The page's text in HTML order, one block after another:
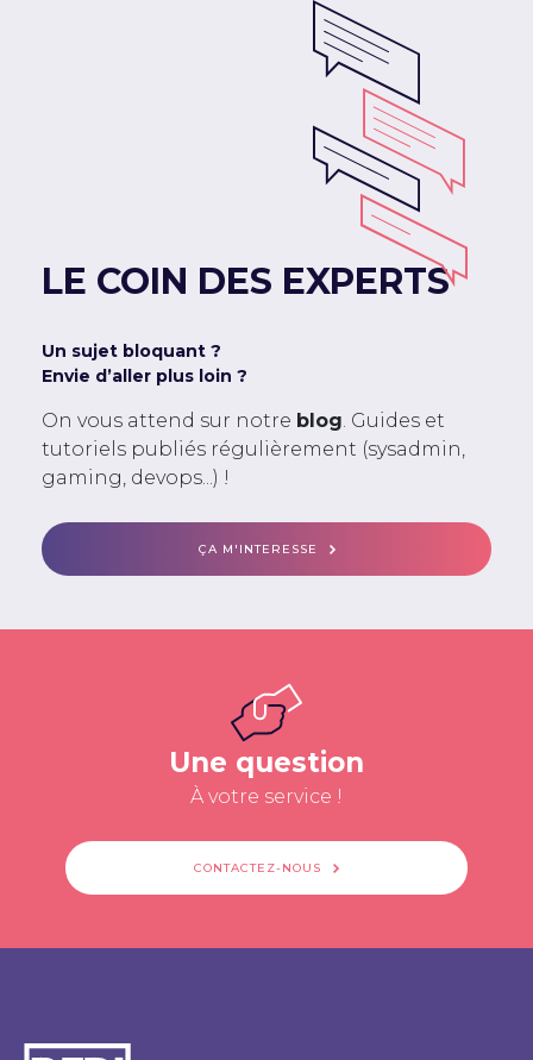
LE COIN DES EXPERTS
Un sujet bloquant ?
Envie d’aller plus loin ?
On vous attend sur notre blog. Guides et
tutoriels publiés régulièrement (sysadmin,
gaming, devops...) !
ÇA M'INTERESSE
Une question
À votre service !
CONTACTEZ-NOUS